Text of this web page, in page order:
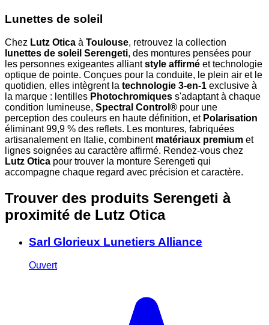
Lunettes de soleil
Chez Lutz Otica à Toulouse, retrouvez la collection
lunettes de soleil Serengeti, des montures pensées pour
les personnes exigeantes alliantstyle affirmé et technologie
optique de pointe. Conçues pour la conduite, le plein air et le
quotidien, elles intègrent la technologie 3-en-1 exclusive à
la marque : lentilles Photochromiques s'adaptant à chaque
condition lumineuse, Spectral Control® pour une
perception des couleurs en haute définition, et Polarisation
éliminant 99,9 % des reflets. Les montures, fabriquées
artisanalement en Italie, combinent matériaux premium et
lignes soignées au caractère affirmé. Rendez-vous chez
Lutz Otica pour trouver la monture Serengeti qui
accompagne chaque regard avec précision et caractère.
Trouver des produits Serengeti à
proximité de Lutz Otica
Sarl Glorieux Lunetiers Alliance
Ouvert